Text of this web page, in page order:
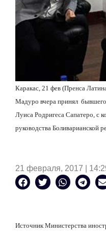
Каракас, 21 фев (Пренса
Мадуро вчера принял бывшего
Луиса Родригеса Сапатеро, с
руководства Боливарианской
21 февраля, 2017 |
Источник Министерства